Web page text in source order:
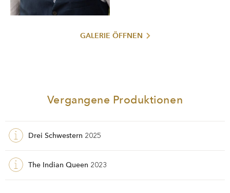
GALERIE ÖFFNEN
Vergangene Produktionen
Drei Schwestern 2025
The Indian Queen 2023